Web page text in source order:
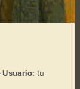
Usuario: tu